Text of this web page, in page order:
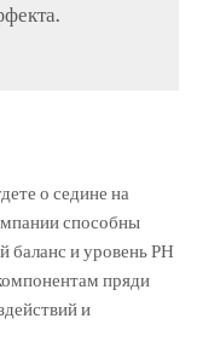
о седине на
способны
баланс и уровень РН
пряди
и